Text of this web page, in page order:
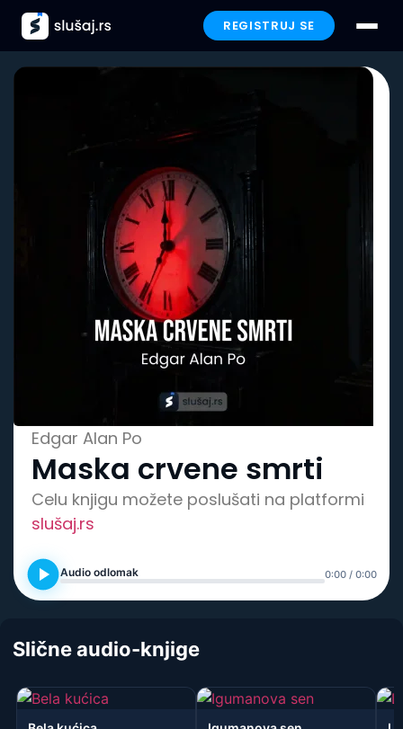
REGISTRUJ SE
Funkcionalnosti
Edgar Alan Po
Maska crvene smrti
Celu knjigu možete poslušati na platformi
slušaj.rs
Audio odlomak 0:00 / 0:00
Slične audio-knjige